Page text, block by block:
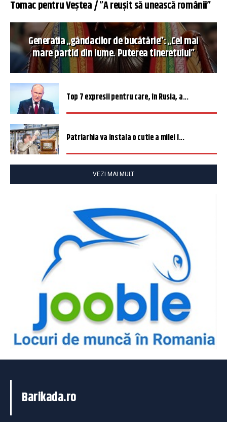
Tomac pentru Veștea / ”A reușit să unească românii”
Generația „gândacilor de bucătărie”: „Cel mai
mare partid din lume. Puterea tineretului”
Top 7 expresii pentru care, în Rusia, a...
Patriarhia va instala o cutie a milei î...
VEZI MAI MULT
Barikada.ro